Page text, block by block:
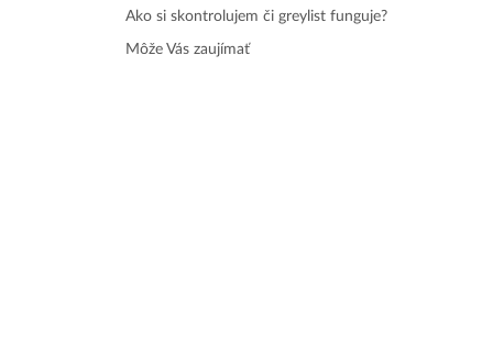
Ako si skontrolujem či greylist funguje?
Môže Vás zaujímať